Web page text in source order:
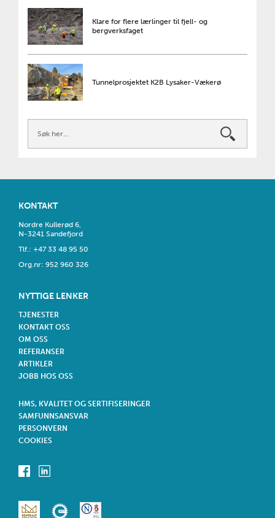
Klare for flere lærlinger til fjell- og
bergverksfaget
Tunnelprosjektet K2B Lysaker-Vækerø
KONTAKT
Nordre Kullerød 6,
N-3241 Sandefjord
Tlf.: +47 33 48 95 50
​Org.nr: 952 960 326
NYTTIGE LENKER
TJENESTER
KONTAKT OSS
OM OSS
REFERANSER
ARTIKLER
JOBB HOS OSS
HMS, KVALITET OG SERTIFISERINGER
SAMFUNNSANSVAR
PERSONVERN
COOKIES